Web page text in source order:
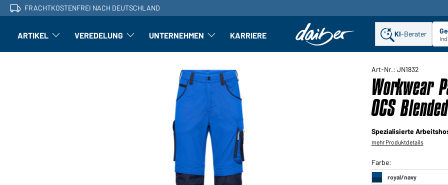
FRACHTKOSTENFREI NACH DEUTSCHLAND
ARTIKEL Artikel: Untermenü öffnen
VEREDELUNG Veredelung: Untermenü öffnen
UNTERNEHMEN Unternehmen: Untermenü öffnen
KARRIERE KI-Berater
Art-Nr.: JN1832
Workwear
OCS
Spezialisierte
mehr Produktdetails